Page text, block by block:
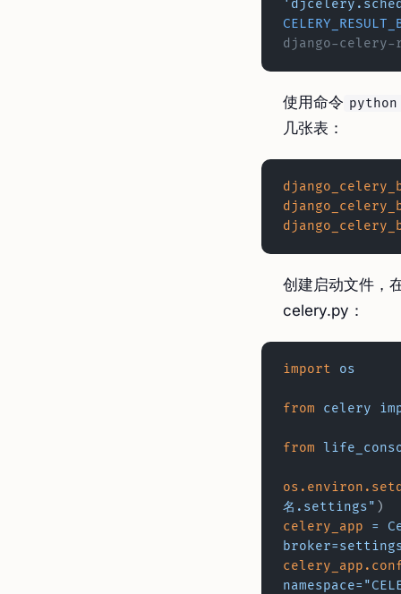
django-celery-
使用命令
几张表：
创建启动文件，
celery.py：
import os
from celery
from
名.settings" )
celery_app =